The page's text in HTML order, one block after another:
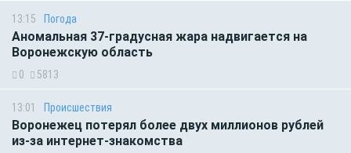
13:15 Погода
Аномальная 37-градусная жара надвигается на
Воронежскую область
0 5813
13:01 Происшествия
Воронежец потерял более двух миллионов рублей
из-за интернет-знакомства